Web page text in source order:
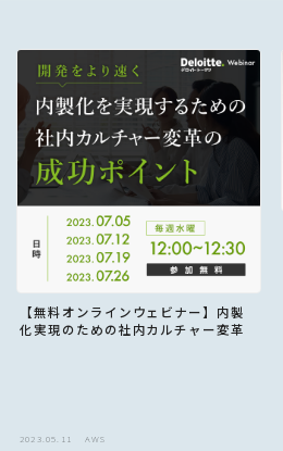
【無料オンラインウェビナー】内製
化実現のための社内カルチャー変革
2023.05.11 AWS